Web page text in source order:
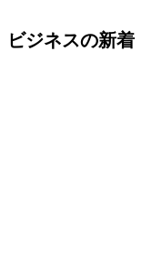
ビジネスの新着